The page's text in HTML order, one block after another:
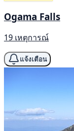
Ogama Falls
19 เหตุการณ์
แจ้งเตือน